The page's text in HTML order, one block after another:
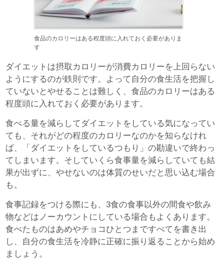
食品のカロリーはある程度頭に入れておく必要がありま
す
ダイエットは摂取カロリーが消費カロリーを上回らない
ようにするのが鉄則です。よって自分の食生活を把握し
ていないとやせることは難しく、食品のカロリーはある
程度頭に入れておく必要があります。
食べる量を減らしてダイエットをしている気になってい
ても、それがどの程度のカロリーなのかを知らなけれ
ば、「ダイエットをしているつもり」の勘違いで終わっ
てしまいます。そしていくら食事量を減らしていても結
果が出ずに、やせないのは体質のせいだと思い込む場合
も。
食事記録をつける際にも、3食の食事以外の間食や飲み
物などはノーカウントにしている場合もよくあります。
食べたものはあめやチョコひとつまですべてを書き出
し、自分の食生活を冷静に正確に振り返ることから始め
ましょう。